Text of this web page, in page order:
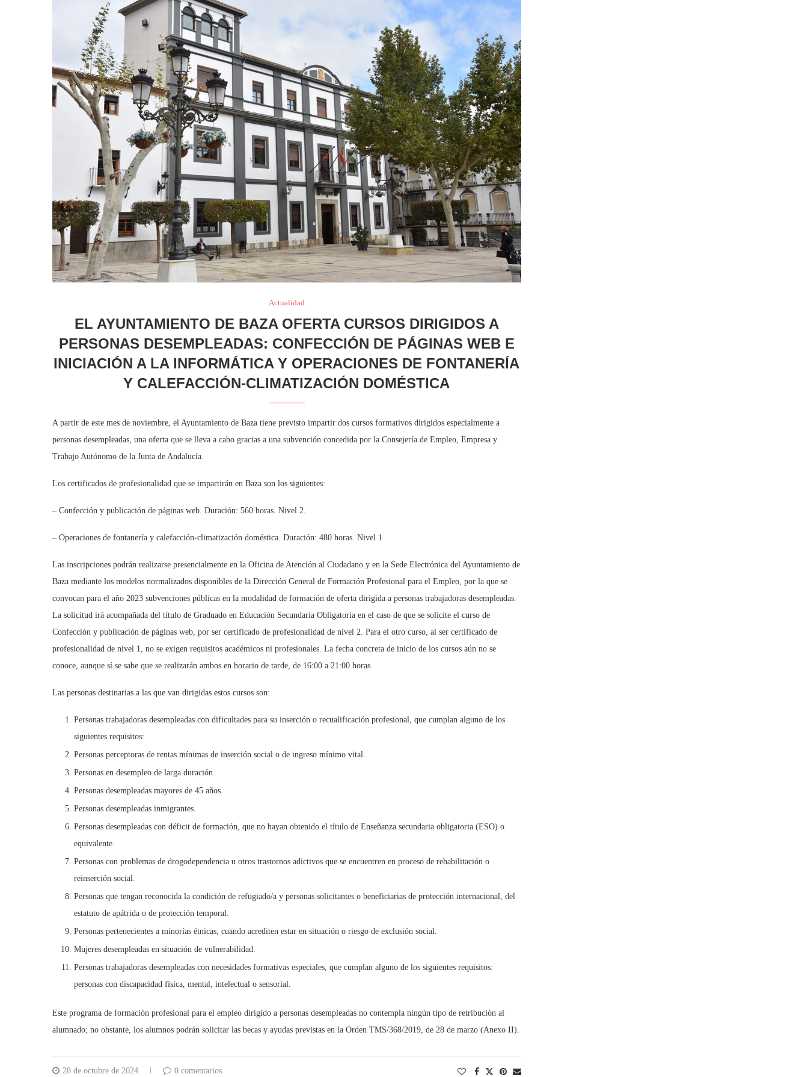
Actualidad
EL AYUNTAMIENTO DE BAZA OFERTA CURSOS DIRIGIDOS A
PERSONAS DESEMPLEADAS: CONFECCIÓN DE PÁGINAS WEB E
INICIACIÓN A LA INFORMÁTICA Y OPERACIONES DE FONTANERÍA
Y CALEFACCIÓN-CLIMATIZACIÓN DOMÉSTICA
A partir de este mes de noviembre, el Ayuntamiento de Baza tiene previsto impartir dos cursos formativos dirigidos especialmente a
personas desempleadas, una oferta que se lleva a cabo gracias a una subvención concedida por la Consejería de Empleo, Empresa y
Trabajo Autónomo de la Junta de Andalucía.
Los certificados de profesionalidad que se impartirán en Baza son los siguientes:
– Confección y publicación de páginas web. Duración: 560 horas. Nivel 2.
– Operaciones de fontanería y calefacción-climatización doméstica. Duración: 480 horas. Nivel 1
Las inscripciones podrán realizarse presencialmente en la Oficina de Atención al Ciudadano y en la Sede Electrónica del Ayuntamiento de
Baza mediante los modelos normalizados disponibles de la Dirección General de Formación Profesional para el Empleo, por la que se
convocan para el año 2023 subvenciones públicas en la modalidad de formación de oferta dirigida a personas trabajadoras desempleadas.
La solicitud irá acompañada del título de Graduado en Educación Secundaria Obligatoria en el caso de que se solicite el curso de
Confección y publicación de páginas web, por ser certificado de profesionalidad de nivel 2. Para el otro curso, al ser certificado de
profesionalidad de nivel 1, no se exigen requisitos académicos ni profesionales. La fecha concreta de inicio de los cursos aún no se
conoce, aunque sí se sabe que se realizarán ambos en horario de tarde, de 16:00 a 21:00 horas.
Las personas destinarias a las que van dirigidas estos cursos son:
Personas trabajadoras desempleadas con dificultades para su inserción o recualificación profesional, que cumplan alguno de los
siguientes requisitos:
Personas perceptoras de rentas mínimas de inserción social o de ingreso mínimo vital.
Personas en desempleo de larga duración.
Personas desempleadas mayores de 45 años.
Personas desempleadas inmigrantes.
Personas desempleadas con déficit de formación, que no hayan obtenido el título de Enseñanza secundaria obligatoria (ESO) o
equivalente.
Personas con problemas de drogodependencia u otros trastornos adictivos que se encuentren en proceso de rehabilitación o
reinserción social.
Personas que tengan reconocida la condición de refugiado/a y personas solicitantes o beneficiarias de protección internacional, del
estatuto de apátrida o de protección temporal.
Personas pertenecientes a minorías étnicas, cuando acrediten estar en situación o riesgo de exclusión social.
Mujeres desempleadas en situación de vulnerabilidad.
Personas trabajadoras desempleadas con necesidades formativas especiales, que cumplan alguno de los siguientes requisitos:
personas con discapacidad física, mental, intelectual o sensorial.
Este programa de formación profesional para el empleo dirigido a personas desempleadas no contempla ningún tipo de retribución al
alumnado; no obstante, los alumnos podrán solicitar las becas y ayudas previstas en la Orden TMS/368/2019, de 28 de marzo (Anexo II).
28 de octubre de 2024 0 comentarios